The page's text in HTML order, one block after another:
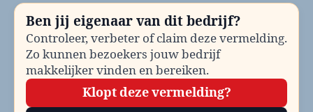
en
Ben jij eigenaar van dit bedrijf?
Controleer, verbeter of claim deze vermelding.
Zo kunnen bezoekers jouw bedrijf
makkelijker vinden en bereiken.
Klopt deze vermelding?